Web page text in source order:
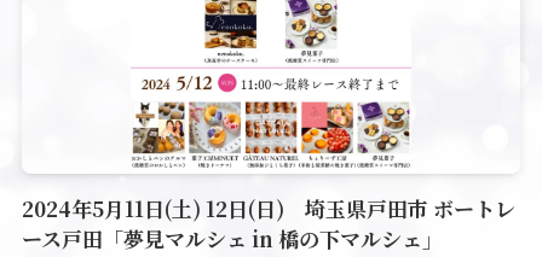
2024年5月11日(土) 12日(日) 埼玉県戸田市 ボートレ
ース戸田「夢見マルシェ in 橋の下マルシェ」